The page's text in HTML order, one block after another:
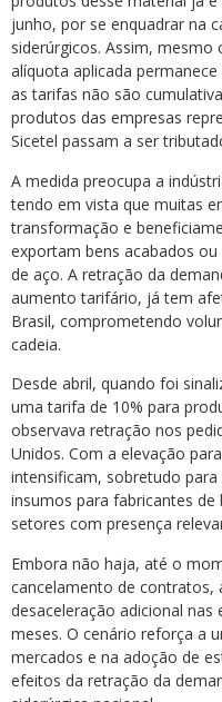
junho, por se enquadrar na
siderúrgicos. Assim,
alíquota aplicada
as tarifas não são
produtos das empresas
Sicetel passam a ser
A medida preocupa a
tendo em vista que muitas
transformação e
exportam bens acabados
de aço. A retração da
aumento tarifário, já tem
Brasil, comprometendo
cadeia.
Desde abril, quando foi
uma tarifa de 10% para
observava retração nos
Unidos. Com a elevação
intensificam, sobretudo
insumos para fabricantes
setores com presença
Embora não haja, até o
cancelamento de contratos,
desaceleração adicional
meses. O cenário reforça a
mercados e na adoção de
efeitos da retração da